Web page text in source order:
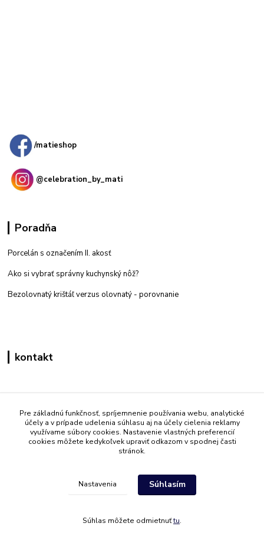
/matieshop
@celebration_by_mati
Poradňa
Porcelán s označením II. akosť
Ako si vybrať správny kuchynský nôž?
Bezolovnatý krištáľ verzus olovnatý - porovnanie
kontakt
+421 908 861 051
(Po - Pia 7:30-15:30)
info@mati.sk
Pre základnú funkčnosť, spríjemnenie používania webu, analytické
účely a v prípade udelenia súhlasu aj na účely cielenia reklamy
využívame súbory cookies. Nastavenie vlastných preferencií
cookies môžete kedykoľvek upraviť odkazom v spodnej časti
stránok.
Nastavenia Súhlasím
Súhlas môžete odmietnuťtu.